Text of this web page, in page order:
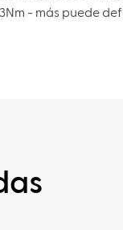
- más puede